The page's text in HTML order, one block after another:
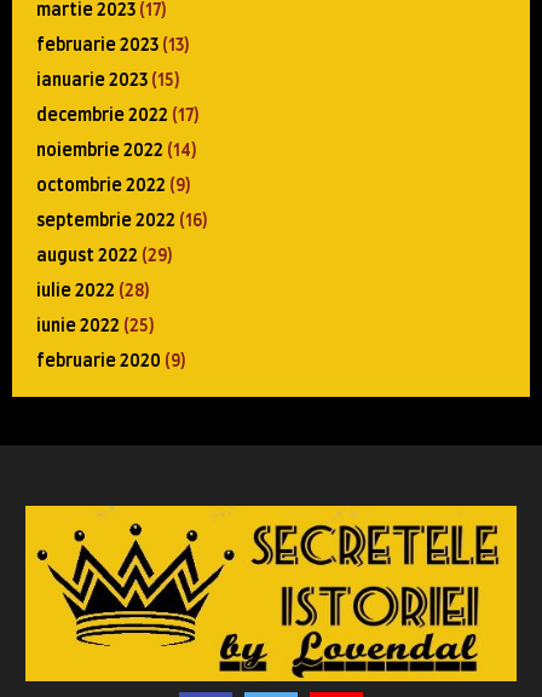
martie 2023 (17)
februarie 2023 (13)
ianuarie 2023 (15)
decembrie 2022 (17)
noiembrie 2022 (14)
octombrie 2022 (9)
septembrie 2022 (16)
august 2022 (29)
iulie 2022 (28)
iunie 2022 (25)
februarie 2020 (9)